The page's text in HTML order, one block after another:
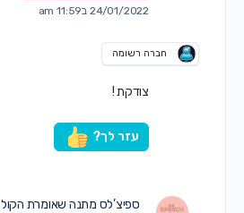
24/01/2022 ב11:59 am
חברה רשומה
צודקת !
עזר לך?
ספיצ’לס מתנה שאומרת הקול